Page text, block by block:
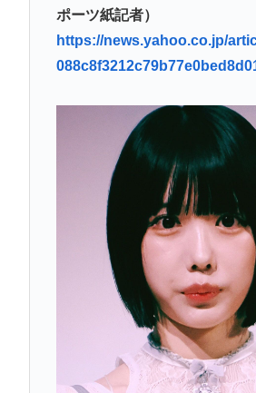
ポーツ紙記者）
https://news.yahoo.co.jp/